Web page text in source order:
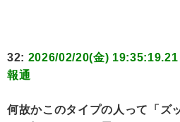
32: 2026/02/20(金)
報通
何故かこのタイプの人って「ズ